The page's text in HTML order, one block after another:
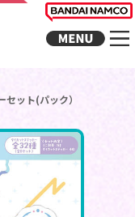
ット(パック）